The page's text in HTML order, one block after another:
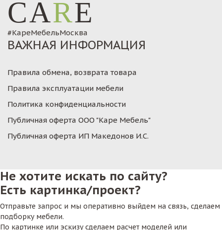
CARE
#КареМебельМосква
ВАЖНАЯ ИНФОРМАЦИЯ
Правила обмена, возврата товара
Правила эксплуатации мебели
Политика конфиденциальности
Публичная оферта ООО "Каре Мебель"
Публичная оферта ИП Македонов И.С.
Не хотите искать по сайту?
Есть картинка/проект?
Отправьте запрос и мы оперативно выйдем на связь, сделаем
подборку мебели.
По картинке или эскизу сделаем расчет моделей или